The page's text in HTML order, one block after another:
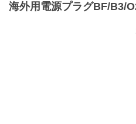
海外用電源プラグBF/B3/